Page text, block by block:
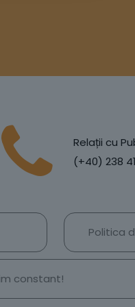
Relații cu
(+40) 238
Politica
constant!